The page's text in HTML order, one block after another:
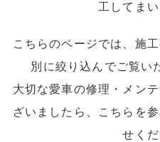
工してまい
こちらのページでは、施
別に絞り込んでご覧い
大切な愛車の修理・メン
ざいましたら、こちらを
せくだ